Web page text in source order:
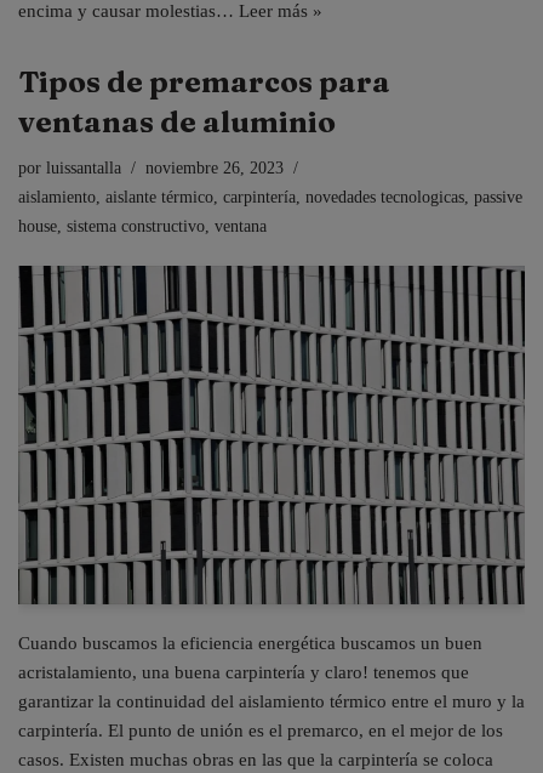
encima y causar molestias… Leer más »
Tipos de premarcos para
ventanas de aluminio
por luissantalla
noviembre 26, 2023
aislamiento, aislante térmico, carpintería, novedades tecnologicas, passive
house, sistema constructivo, ventana
Cuando buscamos la eficiencia energética buscamos un buen
acristalamiento, una buena carpintería y claro! tenemos que
garantizar la continuidad del aislamiento térmico entre el muro y la
carpintería. El punto de unión es el premarco, en el mejor de los
casos. Existen muchas obras en las que la carpintería se coloca